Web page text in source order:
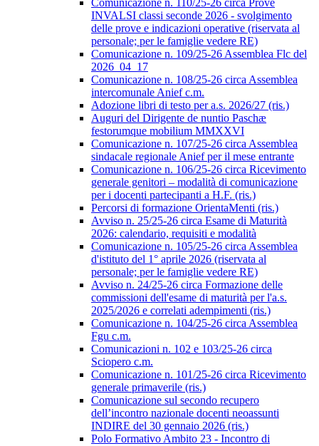
Comunicazione n. 110/25-26 circa Prove
INVALSI classi seconde 2026 - svolgimento
delle prove e indicazioni operative (riservata al
personale; per le famiglie vedere RE)
Comunicazione n. 109/25-26 Assemblea Flc del
2026_04_17
Comunicazione n. 108/25-26 circa Assemblea
intercomunale Anief c.m.
Adozione libri di testo per a.s. 2026/27 (ris.)
Auguri del Dirigente de nuntio Paschæ
festorumque mobilium MMXXVI
Comunicazione n. 107/25-26 circa Assemblea
sindacale regionale Anief per il mese entrante
Comunicazione n. 106/25-26 circa Ricevimento
generale genitori – modalità di comunicazione
per i docenti partecipanti a H.F. (ris.)
Percorsi di formazione OrientaMenti (ris.)
Avviso n. 25/25-26 circa Esame di Maturità
2026: calendario, requisiti e modalità
Comunicazione n. 105/25-26 circa Assemblea
d'istituto del 1° aprile 2026 (riservata al
personale; per le famiglie vedere RE)
Avviso n. 24/25-26 circa Formazione delle
commissioni dell'esame di maturità per l'a.s.
2025/2026 e correlati adempimenti (ris.)
Comunicazione n. 104/25-26 circa Assemblea
Fgu c.m.
Comunicazioni n. 102 e 103/25-26 circa
Sciopero c.m.
Comunicazione n. 101/25-26 circa Ricevimento
generale primaverile (ris.)
Comunicazione sul secondo recupero
dell’incontro nazionale docenti neoassunti
INDIRE del 30 gennaio 2026 (ris.)
Polo Formativo Ambito 23 - Incontro di